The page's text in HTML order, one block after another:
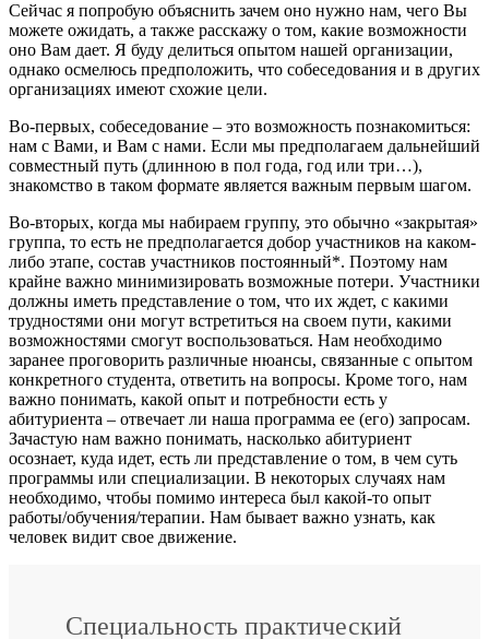
Сейчас я попробую объяснить зачем оно нужно нам, чего Вы
можете ожидать, а также расскажу о том, какие возможности
оно Вам дает. Я буду делиться опытом нашей организации,
однако осмелюсь предположить, что собеседования и в других
организациях имеют схожие цели.
Во-первых, собеседование – это возможность познакомиться:
нам с Вами, и Вам с нами. Если мы предполагаем дальнейший
совместный путь (длинною в пол года, год или три…),
знакомство в таком формате является важным первым шагом.
Во-вторых, когда мы набираем группу, это обычно «закрытая»
группа, то есть не предполагается добор участников на каком-
либо этапе, состав участников постоянный*. Поэтому нам
крайне важно минимизировать возможные потери. Участники
должны иметь представление о том, что их ждет, с какими
трудностями они могут встретиться на своем пути, какими
возможностями смогут воспользоваться. Нам необходимо
заранее проговорить различные нюансы, связанные с опытом
конкретного студента, ответить на вопросы. Кроме того, нам
важно понимать, какой опыт и потребности есть у
абитуриента – отвечает ли наша программа ее (его) запросам.
Зачастую нам важно понимать, насколько абитуриент
осознает, куда идет, есть ли представление о том, в чем суть
программы или специализации. В некоторых случаях нам
необходимо, чтобы помимо интереса был какой-то опыт
работы/обучения/терапии. Нам бывает важно узнать, как
человек видит свое движение.
Специальность практический